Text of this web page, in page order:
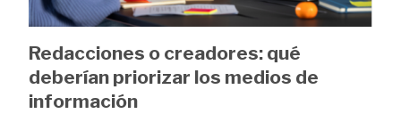
Redacciones o creadores: qué
deberían priorizar los medios de
información